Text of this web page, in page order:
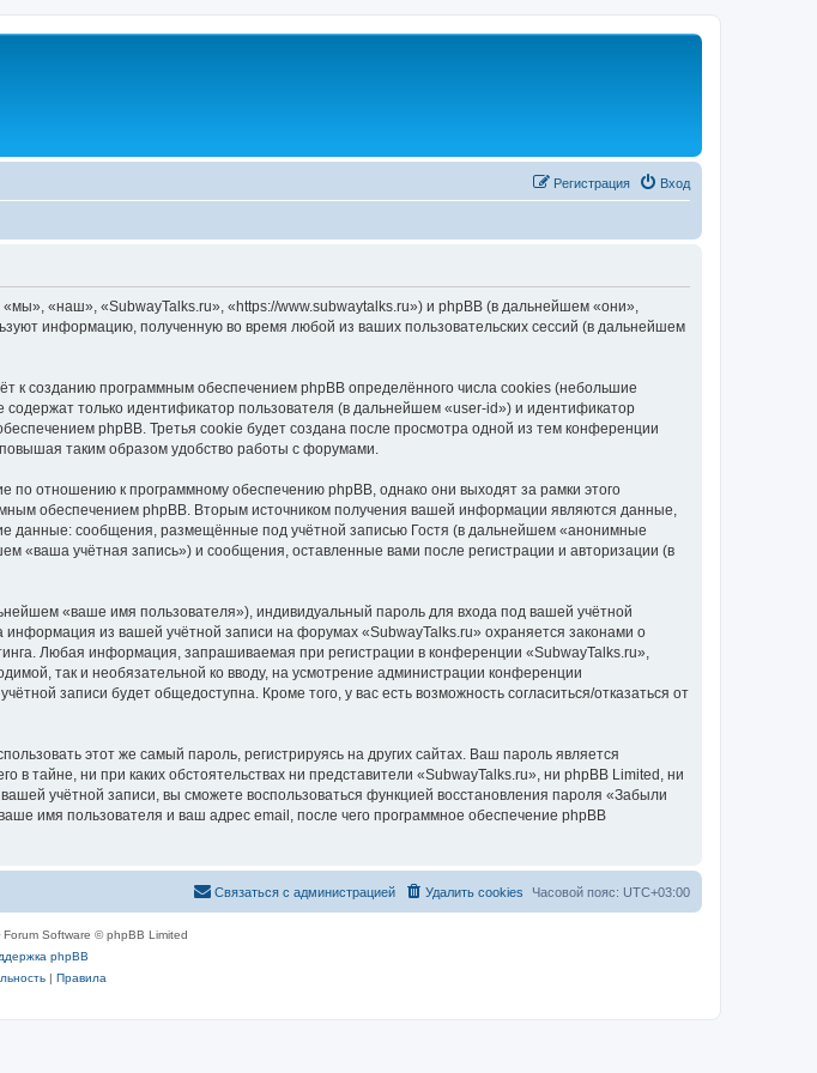
Вход
Регистрация
«наш», «SubwayTalks.ru», «https://www.subwaytalks.ru») и phpBB (в дальнейшем «они»,
информацию, полученную во время любой из ваших пользовательских сессий (в дальнейшем
к созданию программным обеспечением phpBB определённого числа cookies (небольшие
только идентификатор пользователя (в дальнейшем «user-id») и идентификатор
phpBB. Третья cookie будет создана после просмотра одной из тем конференции
таким образом удобство работы с форумами.
отношению к программному обеспечению phpBB, однако они выходят за рамки этого
обеспечением phpBB. Вторым источником получения вашей информации являются данные,
данные: сообщения, размещённые под учётной записью Гостя (в дальнейшем «анонимные
«ваша учётная запись») и сообщения, оставленные вами после регистрации и авторизации (в
«ваше имя пользователя»), индивидуальный пароль для входа под вашей учётной
из вашей учётной записи на форумах «SubwayTalks.ru» охраняется законами о
Любая информация, запрашиваемая при регистрации в конференции «SubwayTalks.ru»,
так и необязательной ко вводу, на усмотрение администрации конференции
записи будет общедоступна. Кроме того, у вас есть возможность согласиться/отказаться от
этот же самый пароль, регистрируясь на других сайтах. Ваш пароль является
тайне, ни при каких обстоятельствах ни представители «SubwayTalks.ru», ни phpBB Limited, ни
учётной записи, вы сможете воспользоваться функцией восстановления пароля «Забыли
имя пользователя и ваш адрес email, после чего программное обеспечение phpBB
Часовой пояс: UTC+03:00
Удалить cookies
Связаться с администрацией
Forum Software © phpBB Limited
phpBB
| Правила